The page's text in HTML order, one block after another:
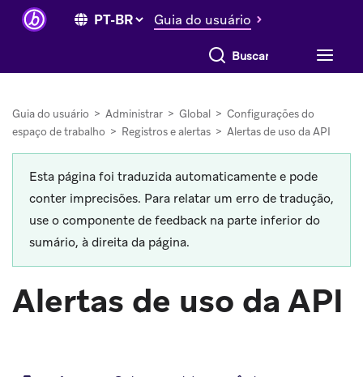
Guia do usuário
Buscar tudo
Guia do usuário > Administrar > Global > Configurações do
espaço de trabalho > Registros e alertas > Alertas de uso da API
Esta página foi traduzida automaticamente e pode
conter imprecisões. Para relatar um erro de tradução,
use o componente de feedback na parte inferior do
sumário, à direita da página.
Alertas de uso da API